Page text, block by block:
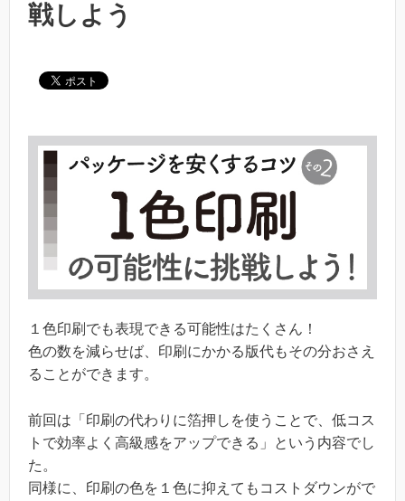
戦しよう
１色印刷でも表現できる可能性はたくさん！
色の数を減らせば、印刷にかかる版代もその分おさえ
ることができます。
前回は「印刷の代わりに箔押しを使うことで、低コス
トで効率よく高級感をアップできる」という内容でし
た。
同様に、印刷の色を１色に抑えてもコストダウンがで